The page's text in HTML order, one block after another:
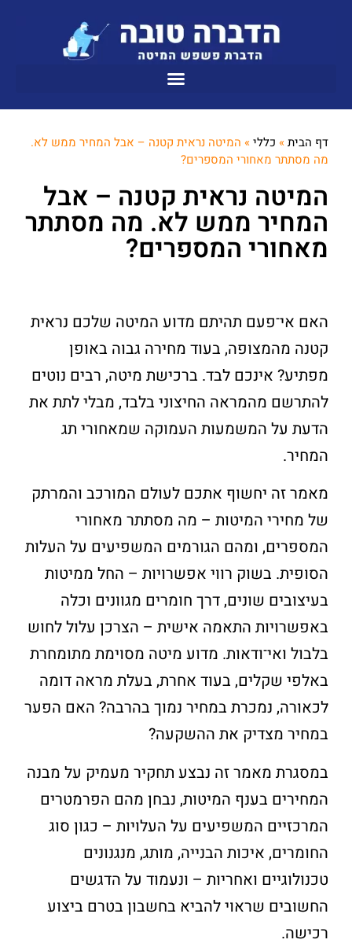
דף הבית» כללי» המיטה נראית קטנה – אבל המחיר ממש לא.
מה מסתתר מאחורי המספרים?
המיטה נראית קטנה – אבל
המחיר ממש לא. מה מסתתר
מאחורי המספרים?
האם אי־פעם תהיתם מדוע המיטה שלכם נראית
קטנה מהמצופה, בעוד מחירה גבוה באופן
מפתיע? אינכם לבד. ברכישת מיטה, רבים נוטים
להתרשם מהמראה החיצוני בלבד, מבלי לתת את
הדעת על המשמעות העמוקה שמאחורי תג
המחיר.
מאמר זה יחשוף אתכם לעולם המורכב והמרתק
של מחירי המיטות – מה מסתתר מאחורי
המספרים, ומהם הגורמים המשפיעים על העלות
הסופית. בשוק רווי אפשרויות – החל ממיטות
בעיצובים שונים, דרך חומרים מגוונים וכלה
באפשרויות התאמה אישית – הצרכן עלול לחוש
בלבול ואי־ודאות. מדוע מיטה מסוימת מתומחרת
באלפי שקלים, בעוד אחרת, בעלת מראה דומה
לכאורה, נמכרת במחיר נמוך בהרבה? האם הפער
במחיר מצדיק את ההשקעה?
במסגרת מאמר זה נבצע תחקיר מעמיק על מבנה
המחירים בענף המיטות, נבחן מהם הפרמטרים
המרכזיים המשפיעים על העלויות – כגון סוג
החומרים, איכות הבנייה, מותג, מנגנונים
טכנולוגיים ואחריות – ונעמוד על הדגשים
החשובים שראוי להביא בחשבון בטרם ביצוע
רכישה.